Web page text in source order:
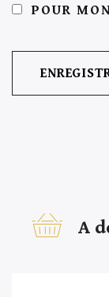
POUR
A